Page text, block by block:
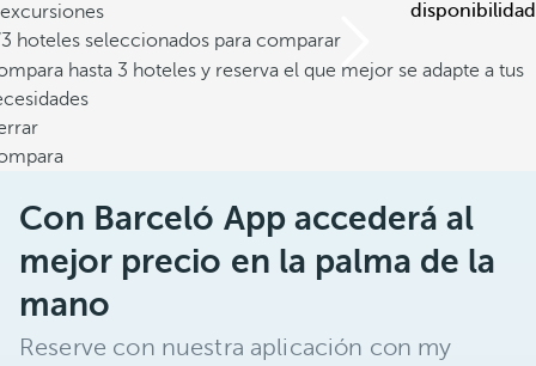
excursiones
disponibilidad
hoteles seleccionados para comparar
hasta 3 hoteles y reserva el que mejor se adapte a tus
Con Barceló App accederá al
mejor precio en la palma de la
mano
Reserve con nuestra aplicación con my